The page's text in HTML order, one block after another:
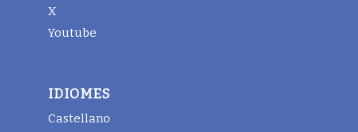
X
Youtube
IDIOMES
Castellano